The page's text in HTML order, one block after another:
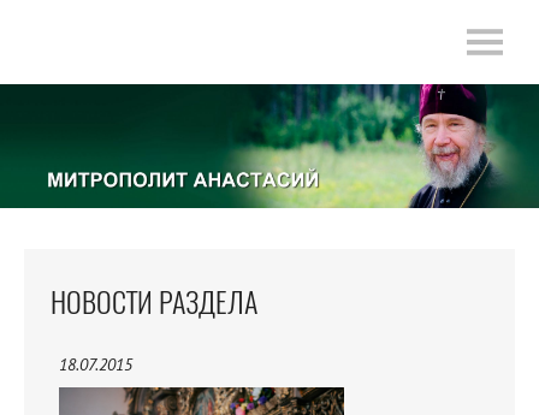
НОВОСТИ РАЗДЕЛА
18.07.2015